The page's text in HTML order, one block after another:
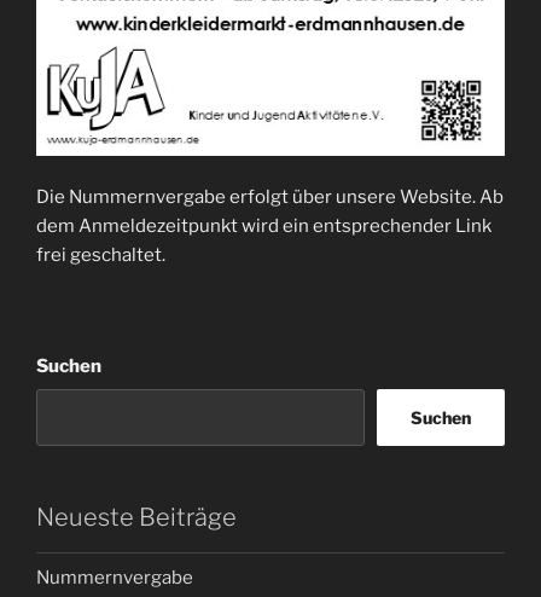
Die Nummernvergabe erfolgt über unsere Website. Ab
dem Anmeldezeitpunkt wird ein entsprechender Link
frei geschaltet.
Suchen
Suchen
Neueste Beiträge
Nummernvergabe